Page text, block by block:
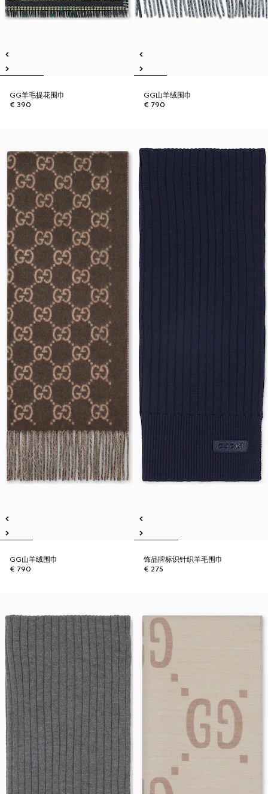
GG羊毛提花围巾
€ 390
GG山羊绒围巾
€ 790
GG山羊绒围巾
€ 790
饰品牌标识针织羊毛围巾
€ 275